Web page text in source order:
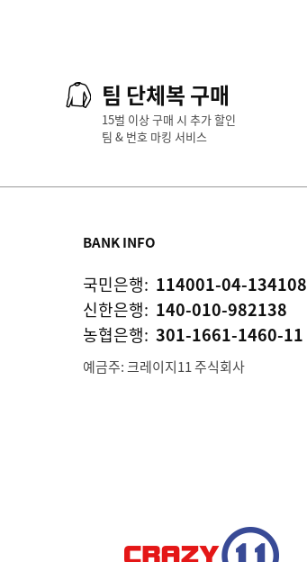
팀 단체복 구매
15벌 이상 구매 시 추가 할인
팀 & 번호 마킹 서비스
BANK INFO
국민은행: 114001-04-134108
신한은행: 140-010-982138
농협은행: 301-1661-1460-11
예금주: 크레이지11 주식회사